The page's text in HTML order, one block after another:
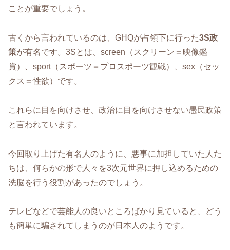
ことが重要でしょう。
古くから言われているのは、GHQが占領下に行った3S政
策が有名です。3Sとは、screen（スクリーン＝映像鑑
賞）、sport（スポーツ＝プロスポーツ観戦）、sex（セッ
クス＝性欲）です。
これらに目を向けさせ、政治に目を向けさせない愚民政策
と言われています。
今回取り上げた有名人のように、悪事に加担していた人た
ちは、何らかの形で人々を3次元世界に押し込めるための
洗脳を行う役割があったのでしょう。
テレビなどで芸能人の良いところばかり見ていると、どう
も簡単に騙されてしまうのが日本人のようです。